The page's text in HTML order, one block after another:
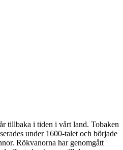
tillbaka i tiden i vårt land. Tobaken
under 1600-talet och började
Rökvanorna har genomgått